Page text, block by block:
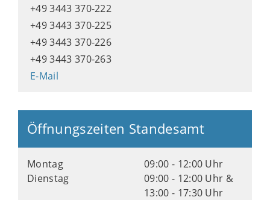
+49 3443 370-222
+49 3443 370-225
+49 3443 370-226
+49 3443 370-263
E-Mail
Öffnungszeiten Standesamt
Montag
09:00 - 12:00 Uhr
Dienstag
09:00 - 12:00 Uhr &
13:00 - 17:30 Uhr